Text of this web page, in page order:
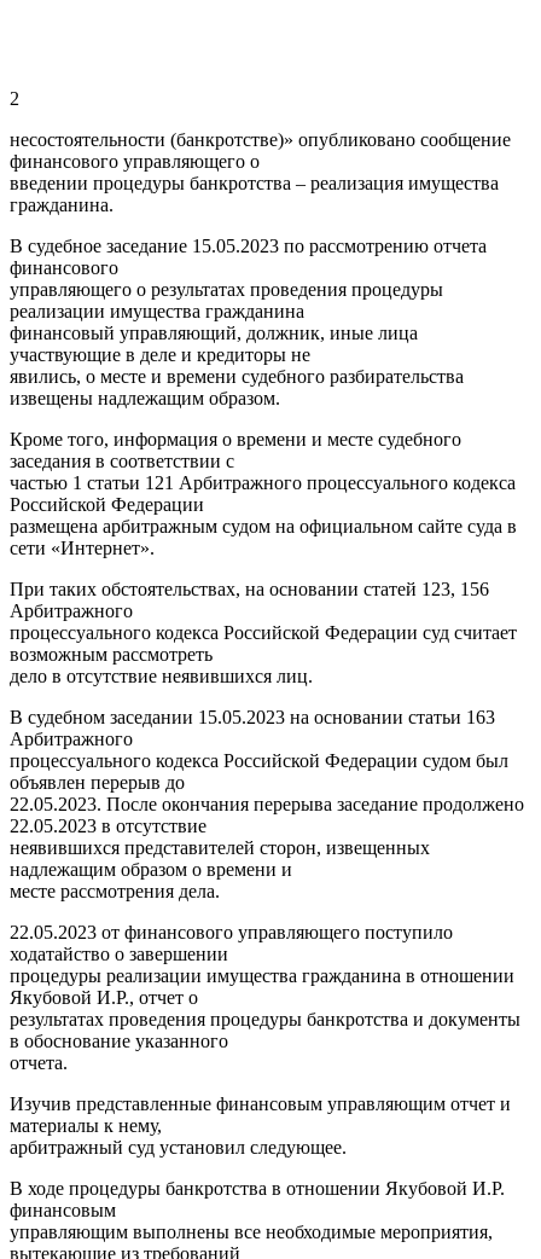
2
несостоятельности (банкротстве)» опубликовано сообщение
финансового управляющего о
введении процедуры банкротства – реализация имущества
гражданина.
В судебное заседание 15.05.2023 по рассмотрению отчета
финансового
управляющего о результатах проведения процедуры
реализации имущества гражданина
финансовый управляющий, должник, иные лица
участвующие в деле и кредиторы не
явились, о месте и времени судебного разбирательства
извещены надлежащим образом.
Кроме того, информация о времени и месте судебного
заседания в соответствии с
частью 1 статьи 121 Арбитражного процессуального кодекса
Российской Федерации
размещена арбитражным судом на официальном сайте суда в
сети «Интернет».
При таких обстоятельствах, на основании статей 123, 156
Арбитражного
процессуального кодекса Российской Федерации суд считает
возможным рассмотреть
дело в отсутствие неявившихся лиц.
В судебном заседании 15.05.2023 на основании статьи 163
Арбитражного
процессуального кодекса Российской Федерации судом был
объявлен перерыв до
22.05.2023. После окончания перерыва заседание продолжено
22.05.2023 в отсутствие
неявившихся представителей сторон, извещенных
надлежащим образом о времени и
месте рассмотрения дела.
22.05.2023 от финансового управляющего поступило
ходатайство о завершении
процедуры реализации имущества гражданина в отношении
Якубовой И.Р., отчет о
результатах проведения процедуры банкротства и документы
в обоснование указанного
отчета.
Изучив представленные финансовым управляющим отчет и
материалы к нему,
арбитражный суд установил следующее.
В ходе процедуры банкротства в отношении Якубовой И.Р.
финансовым
управляющим выполнены все необходимые мероприятия,
вытекающие из требований